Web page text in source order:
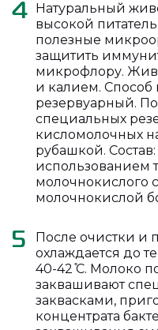
4 Натуральный
высокой
полезные
защитить
микрофлору.
и калием. Способ
резервуарный.
специальных
кисломолочных
рубашкой. Состав: молоко цельное, с
использованием
молочнокислого
молочнокислой
5
После очистки и
охлаждается до
40-42 ̊С. Молоко
заквашивают
заквасками,
концентрата